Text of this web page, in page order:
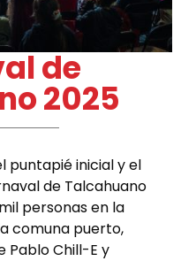
de
2025
puntapié inicial y el
de Talcahuano
personas en la
comuna puerto,
Pablo Chill-E y